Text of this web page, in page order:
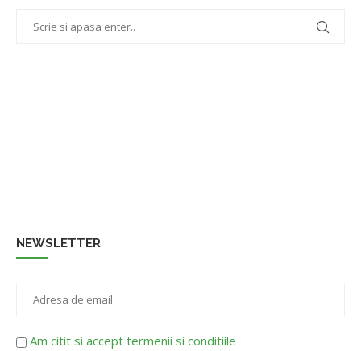
NEWSLETTER
Am citit si accept termenii si conditiile